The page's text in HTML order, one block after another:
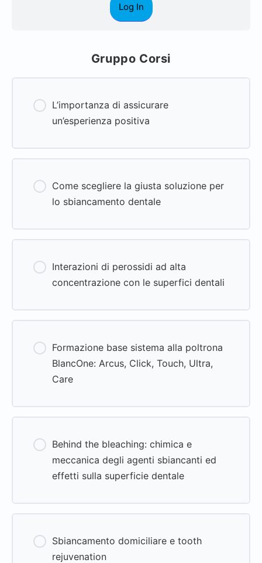
Log In
Gruppo Corsi
L’importanza di assicurare
un’esperienza positiva
0% Complete 0/0 Steps
Come scegliere la giusta soluzione per
lo sbiancamento dentale
0% Complete 0/0 Steps
Interazioni di perossidi ad alta
concentrazione con le superfici dentali
0% Complete 0/0 Steps
Formazione base sistema alla poltrona
BlancOne: Arcus, Click, Touch, Ultra,
Care
0% Complete 0/0 Steps
Behind the bleaching: chimica e
meccanica degli agenti sbiancanti ed
effetti sulla superficie dentale
0% Complete 0/0 Steps
Sbiancamento domiciliare e tooth
rejuvenation